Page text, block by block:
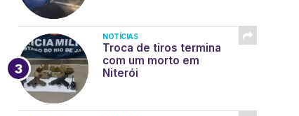
NOTÍCIAS
Troca de tiros termina
com um morto em
Niterói